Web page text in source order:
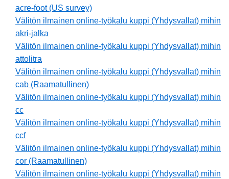
acre-foot (US survey)
Välitön ilmainen online-työkalu kuppi (Yhdysvallat) mihin
akri-jalka
Välitön ilmainen online-työkalu kuppi (Yhdysvallat) mihin
attolitra
Välitön ilmainen online-työkalu kuppi (Yhdysvallat) mihin
cab (Raamatullinen)
Välitön ilmainen online-työkalu kuppi (Yhdysvallat) mihin
cc
Välitön ilmainen online-työkalu kuppi (Yhdysvallat) mihin
ccf
Välitön ilmainen online-työkalu kuppi (Yhdysvallat) mihin
cor (Raamatullinen)
Välitön ilmainen online-työkalu kuppi (Yhdysvallat) mihin